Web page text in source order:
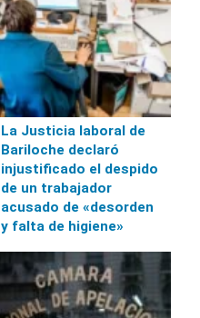
La Justicia laboral de
Bariloche declaró
injustificado el despido
de un trabajador
acusado de «desorden
y falta de higiene»